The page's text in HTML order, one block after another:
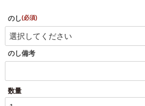
鯛めしの素
のし
(必須)
のし備考